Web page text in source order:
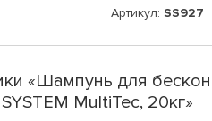
Артикул: SS927
«Шампунь для
MultiTec, 20кг»